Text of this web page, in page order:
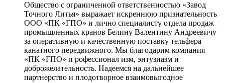
Общество с ограниченной ответственностью «Завод
Точного Литья» выражает искреннюю признательность
ООО «ПК «ГПО» и лично специалисту отдела продаж
промышленных кранов Белину Валентину Андреевичу
за оперативную и качественную поставку тельфера
канатного передвижного. Мы благодарим компания
«ПК «ГПО» п рофессионал изм, энтузиазм и
доброжелательность. Надеемся на дальнейшее
партнерство и плодотворное взаимовыгодное